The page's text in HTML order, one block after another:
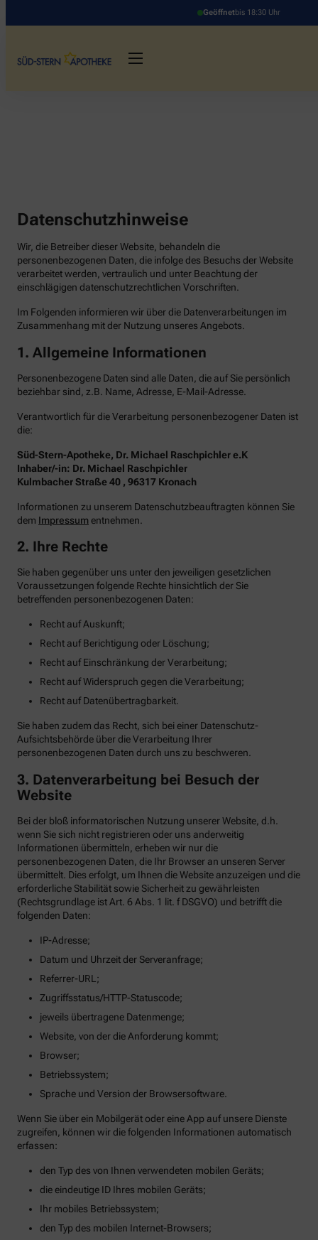
Geöffnetbis 18:30 Uhr
Datenschutzhinweise
Wir, die Betreiber dieser Website, behandeln die
personenbezogenen Daten, die infolge des Besuchs der Website
verarbeitet werden, vertraulich und unter Beachtung der
einschlägigen datenschutzrechtlichen Vorschriften.
Im Folgenden informieren wir über die Datenverarbeitungen im
Zusammenhang mit der Nutzung unseres Angebots.
1. Allgemeine Informationen
Personenbezogene Daten sind alle Daten, die auf Sie persönlich
beziehbar sind, z.B. Name, Adresse, E-Mail-Adresse.
Verantwortlich für die Verarbeitung personenbezogener Daten ist
die:
Süd-Stern-Apotheke, Dr. Michael Raschpichler e.K
Inhaber/-in: Dr. Michael Raschpichler
Kulmbacher Straße 40 , 96317 Kronach
Informationen zu unserem Datenschutzbeauftragten können Sie
dem Impressum entnehmen.
2. Ihre Rechte
Sie haben gegenüber uns unter den jeweiligen gesetzlichen
Voraussetzungen folgende Rechte hinsichtlich der Sie
betreffenden personenbezogenen Daten:
Recht auf Auskunft;
Recht auf Berichtigung oder Löschung;
Recht auf Einschränkung der Verarbeitung;
Recht auf Widerspruch gegen die Verarbeitung;
Recht auf Datenübertragbarkeit.
Sie haben zudem das Recht, sich bei einer Datenschutz-
Aufsichtsbehörde über die Verarbeitung Ihrer
personenbezogenen Daten durch uns zu beschweren.
3. Datenverarbeitung bei Besuch der
Website
Bei der bloß informatorischen Nutzung unserer Website, d.h.
wenn Sie sich nicht registrieren oder uns anderweitig
Informationen übermitteln, erheben wir nur die
personenbezogenen Daten, die Ihr Browser an unseren Server
übermittelt. Dies erfolgt, um Ihnen die Website anzuzeigen und die
erforderliche Stabilität sowie Sicherheit zu gewährleisten
(Rechtsgrundlage ist Art. 6 Abs. 1 lit. f DSGVO) und betrifft die
folgenden Daten:
IP-Adresse;
Datum und Uhrzeit der Serveranfrage;
Referrer-URL;
Zugriffsstatus/HTTP-Statuscode;
jeweils übertragene Datenmenge;
Website, von der die Anforderung kommt;
Browser;
Betriebssystem;
Sprache und Version der Browsersoftware.
Wenn Sie über ein Mobilgerät oder eine App auf unsere Dienste
zugreifen, können wir die folgenden Informationen automatisch
erfassen:
den Typ des von Ihnen verwendeten mobilen Geräts;
die eindeutige ID Ihres mobilen Geräts;
Ihr mobiles Betriebssystem;
den Typ des mobilen Internet-Browsers;